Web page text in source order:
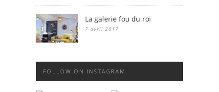
La galerie fou du roi
7 avril 2017
FOLLOW ON INSTAGRAM